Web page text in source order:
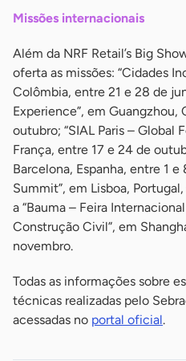
Missões internacionais
Além da NRF Retail’s Big
oferta as missões: “Cidades
Colômbia, entre 21 e 28 de
Experience”, em Guangzhou,
outubro; “SIAL Paris – Global
França, entre 17 e 24 de
Barcelona, Espanha, entre 1 e
Summit”, em Lisboa,
a “Bauma – Feira
Construção Civil”, em
novembro.
Todas as informações sobre
técnicas realizadas pelo
acessadas no portal oficial.